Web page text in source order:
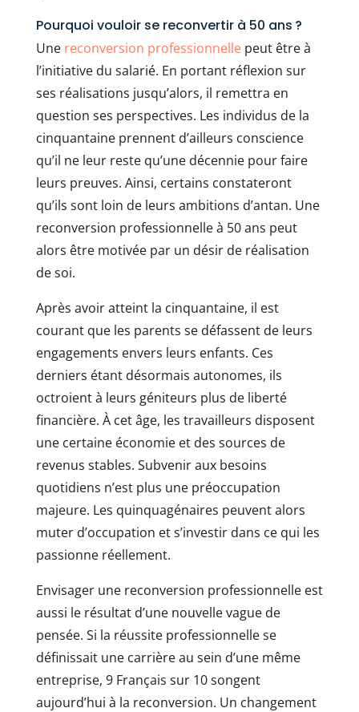
Pourquoi vouloir se reconvertir à 50 ans ?
Une reconversion professionnellepeut être à
l’initiative du salarié. En portant réflexion sur
ses réalisations jusqu’alors, il remettra en
question ses perspectives. Les individus de la
cinquantaine prennent d’ailleurs conscience
qu’il ne leur reste qu’une décennie pour faire
leurs preuves. Ainsi, certains constateront
qu’ils sont loin de leurs ambitions d’antan. Une
reconversion professionnelle à 50 ans peut
alors être motivée par un désir de réalisation
de soi.
Après avoir atteint la cinquantaine, il est
courant que les parents se défassent de leurs
engagements envers leurs enfants. Ces
derniers étant désormais autonomes, ils
octroient à leurs géniteurs plus de liberté
financière. À cet âge, les travailleurs disposent
une certaine économie et des sources de
revenus stables. Subvenir aux besoins
quotidiens n’est plus une préoccupation
majeure. Les quinquagénaires peuvent alors
muter d’occupation et s’investir dans ce qui les
passionne réellement.
Envisager une reconversion professionnelle est
aussi le résultat d’une nouvelle vague de
pensée. Si la réussite professionnelle se
définissait une carrière au sein d’une même
entreprise, 9 Français sur 10 songent
aujourd’hui à la reconversion. Un changement